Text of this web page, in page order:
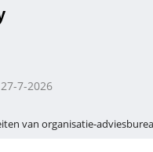
7-2026
van organisatie-